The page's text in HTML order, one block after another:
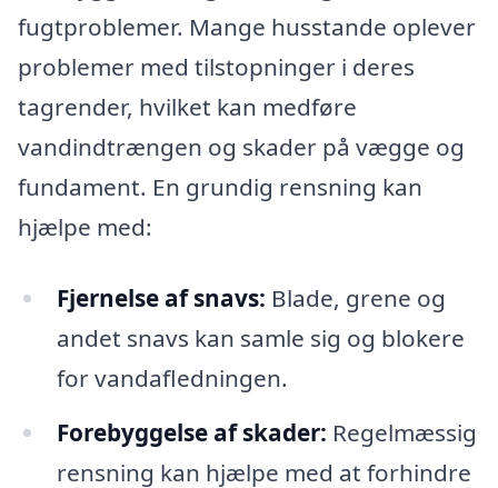
fugtproblemer. Mange husstande oplever
problemer med tilstopninger i deres
tagrender, hvilket kan medføre
vandindtrængen og skader på vægge og
fundament. En grundig rensning kan
hjælpe med:
Fjernelse af snavs: Blade, grene og
andet snavs kan samle sig og blokere
for vandafledningen.
Forebyggelse af skader: Regelmæssig
rensning kan hjælpe med at forhindre